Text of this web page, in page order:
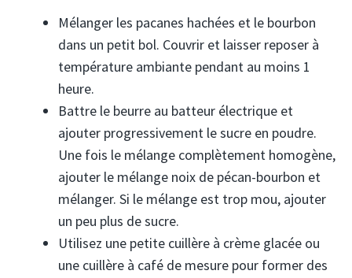
Mélanger les pacanes hachées et le bourbon
dans un petit bol. Couvrir et laisser reposer à
température ambiante pendant au moins 1
heure.
Battre le beurre au batteur électrique et
ajouter progressivement le sucre en poudre.
Une fois le mélange complètement homogène,
ajouter le mélange noix de pécan-bourbon et
mélanger. Si le mélange est trop mou, ajouter
un peu plus de sucre.
Utilisez une petite cuillère à crème glacée ou
une cuillère à café de mesure pour former des